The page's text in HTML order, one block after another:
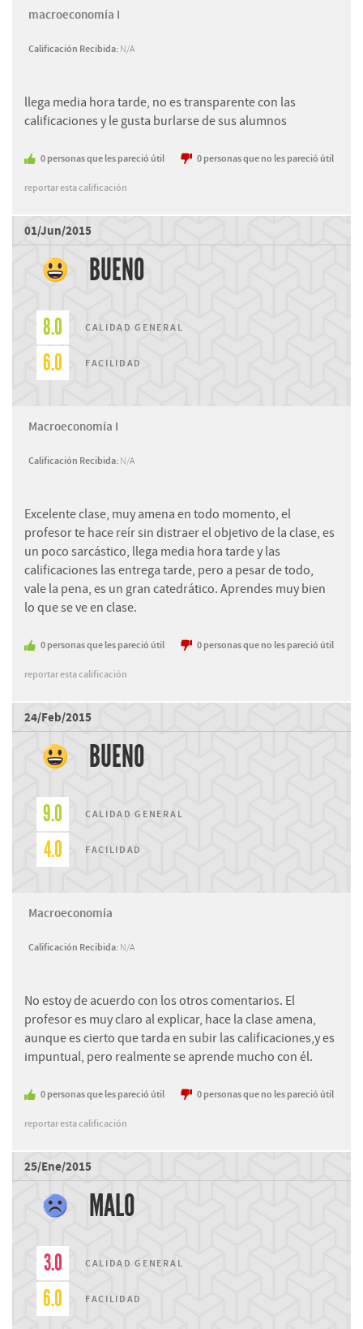
macroeconomía I
Calificación Recibida: N/A
llega media hora tarde, no es transparente con las
calificaciones y le gusta burlarse de sus alumnos
0 personasque les pareció útil 0 personasque no les pareció útil
reportar esta calificación
01/Jun/2015
BUENO
8.0 CALIDAD GENERAL
6.0 FACILIDAD
Macroeconomía I
Calificación Recibida: N/A
Excelente clase, muy amena en todo momento, el
profesor te hace reír sin distraer el objetivo de la clase, es
un poco sarcástico, llega media hora tarde y las
calificaciones las entrega tarde, pero a pesar de todo,
vale la pena, es un gran catedrático. Aprendes muy bien
lo que se ve en clase.
0 personasque les pareció útil 0 personasque no les pareció útil
reportar esta calificación
24/Feb/2015
BUENO
9.0 CALIDAD GENERAL
4.0 FACILIDAD
Macroeconomía
Calificación Recibida: N/A
No estoy de acuerdo con los otros comentarios. El
profesor es muy claro al explicar, hace la clase amena,
aunque es cierto que tarda en subir las calificaciones,y es
impuntual, pero realmente se aprende mucho con él.
0 personasque les pareció útil 0 personasque no les pareció útil
reportar esta calificación
25/Ene/2015
MALO
3.0 CALIDAD GENERAL
6.0 FACILIDAD